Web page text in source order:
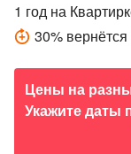
1 год на
30%
Цены на
Укажите даты